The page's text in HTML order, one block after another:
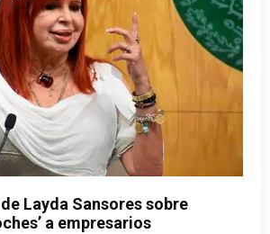
Layda Sansores sobre
a empresarios